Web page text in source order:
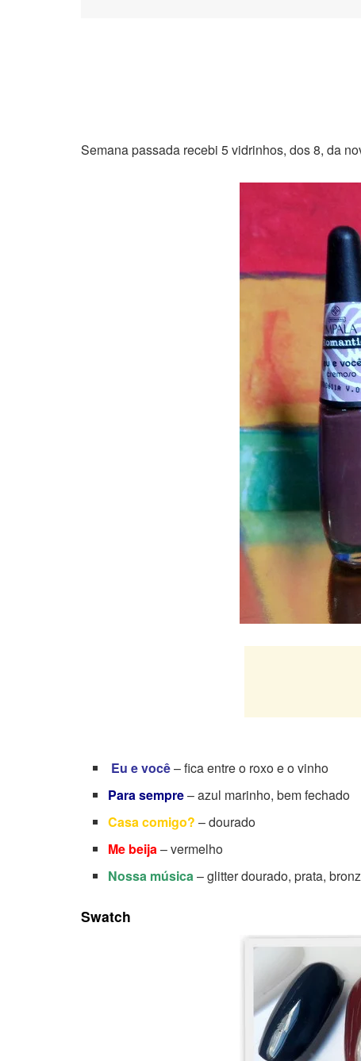
Semana passada recebi 5 vidrinhos, dos 8, da
Eu e você– fica entre o roxo e o vinho
Para sempre– azul marinho, bem fechado
Casa comigo? – dourado
Me beija– vermelho
Nossa música– glitter dourado, prata,
Swatch